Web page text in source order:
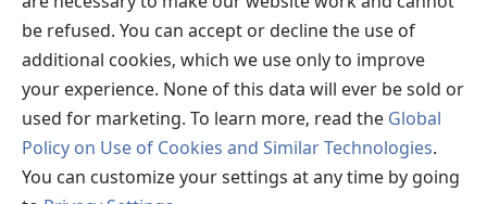
be refused. You can accept or decline the use of
additional cookies, which we use only to improve
your experience. None of this data will ever be sold or
used for marketing. To learn more, read the Global
Policy on Use of Cookies and Similar Technologies.
You can customize your settings at any time by going
window)JW லைப்ரரி
உவாட்ச்டவர் லைப்ரரி
Copyright© 2026 Watch Tower Bible and Tract Society of Pennsylvania.